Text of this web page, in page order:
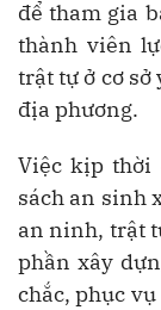
để tham gia
thành viên
trật tự ở cơ sở
địa phương.
Việc kịp thời
sách an sinh
an ninh, trật
phần xây
chắc, phục